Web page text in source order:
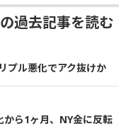
過去記事を読む
プル悪化でアク抜けか
から1ヶ月、NY金に反転